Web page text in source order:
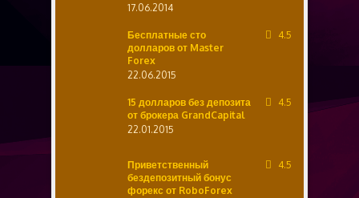
17.06.2014
Бесплатные сто
долларов от Master
Forex
22.06.2015
4.5
15 долларов без депозита
от брокера GrandCapital
22.01.2015
4.5
Приветственный
бездепозитный бонус
форекс от RoboForex
4.5